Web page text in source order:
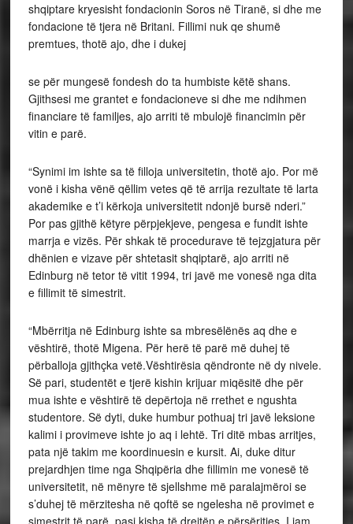
shqiptare kryesisht fondacionin Soros në Tiranë, si dhe me
fondacione të tjera në Britani. Fillimi nuk qe shumë
premtues, thotë ajo, dhe i dukej
se për mungesë fondesh do ta humbiste këtë shans.
Gjithsesi me grantet e fondacioneve si dhe me ndihmen
financiare të familjes, ajo arriti të mbulojë financimin për
vitin e parë.
“Synimi im ishte sa të filloja universitetin, thotë ajo. Por më
vonë i kisha vënë qëllim vetes që të arrija rezultate të larta
akademike e t’i kërkoja universitetit ndonjë bursë nderi.”
Por pas gjithë këtyre përpjekjeve, pengesa e fundit ishte
marrja e vizës. Për shkak të procedurave të tejzgjatura për
dhënien e vizave për shtetasit shqiptarë, ajo arriti në
Edinburg në tetor të vitit 1994, tri javë me vonesë nga dita
e fillimit të simestrit.
“Mbërritja në Edinburg ishte sa mbresëlënës aq dhe e
vështirë, thotë Migena. Për herë të parë më duhej të
përballoja gjithçka vetë.Vështirësia qëndronte në dy nivele.
Së pari, studentët e tjerë kishin krijuar miqësitë dhe për
mua ishte e vështirë të depërtoja në rrethet e ngushta
studentore. Së dyti, duke humbur pothuaj tri javë leksione
kalimi i provimeve ishte jo aq i lehtë. Tri ditë mbas arritjes,
pata një takim me koordinuesin e kursit. Ai, duke ditur
prejardhjen time nga Shqipëria dhe fillimin me vonesë të
universitetit, në mënyre të sjellshme më paralajmëroi se
s’duhej të mërzitesha në qoftë se ngelesha në provimet e
simestrit të parë, pasi kisha të drejtën e përsëritjes. I jam